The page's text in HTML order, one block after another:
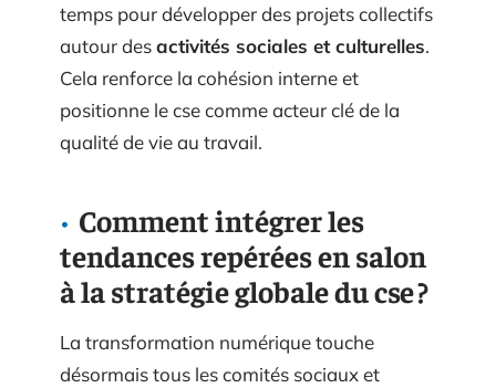
temps pour développer des projets collectifs
autour desactivités sociales et culturelles.
Cela renforce la cohésion interne et
positionne le cse comme acteur clé de la
qualité de vie au travail.
Comment intégrer les
tendances repérées en salon
à la stratégie globale du cse ?
La transformation numérique touche
désormais tous les comités sociaux et